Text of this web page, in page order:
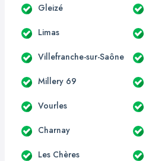
Gleizé
Limas
Villefranche-sur-Saône
Millery 69
Vourles
Charnay
Les Chères